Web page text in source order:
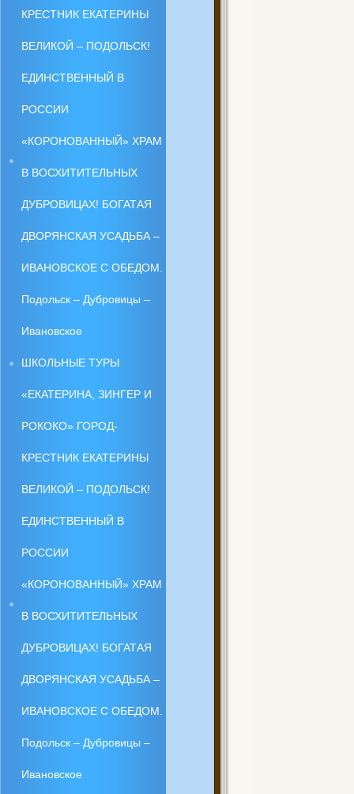
КРЕСТНИК ЕКАТЕРИНЫ
ВЕЛИКОЙ – ПОДОЛЬСК!
ЕДИНСТВЕННЫЙ В
РОССИИ
«КОРОНОВАННЫЙ» ХРАМ
В ВОСХИТИТЕЛЬНЫХ
ДУБРОВИЦАХ! БОГАТАЯ
ДВОРЯНСКАЯ УСАДЬБА –
ИВАНОВСКОЕ С ОБЕДОМ.
Подольск – Дубровицы –
Ивановское
ШКОЛЬНЫЕ ТУРЫ
«ЕКАТЕРИНА, ЗИНГЕР И
РОКОКО» ГОРОД-
КРЕСТНИК ЕКАТЕРИНЫ
ВЕЛИКОЙ – ПОДОЛЬСК!
ЕДИНСТВЕННЫЙ В
РОССИИ
«КОРОНОВАННЫЙ» ХРАМ
В ВОСХИТИТЕЛЬНЫХ
ДУБРОВИЦАХ! БОГАТАЯ
ДВОРЯНСКАЯ УСАДЬБА –
ИВАНОВСКОЕ С ОБЕДОМ.
Подольск – Дубровицы –
Ивановское